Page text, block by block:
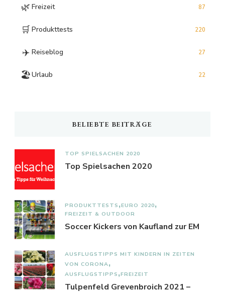
🌿 Freizeit 87
🛒 Produkttests 220
✈️ Reiseblog 27
🏖️Urlaub 22
BELIEBTE BEITRÄGE
TOP SPIELSACHEN 2020
Top Spielsachen 2020
PRODUKTTESTS EURO 2020
FREIZEIT & OUTDOOR
Soccer Kickers von Kaufland zur EM
AUSFLUGSTIPPS MIT KINDERN IN ZEITEN
VON CORONA
AUSFLUGSTIPPS FREIZEIT
Tulpenfeld Grevenbroich 2021 –